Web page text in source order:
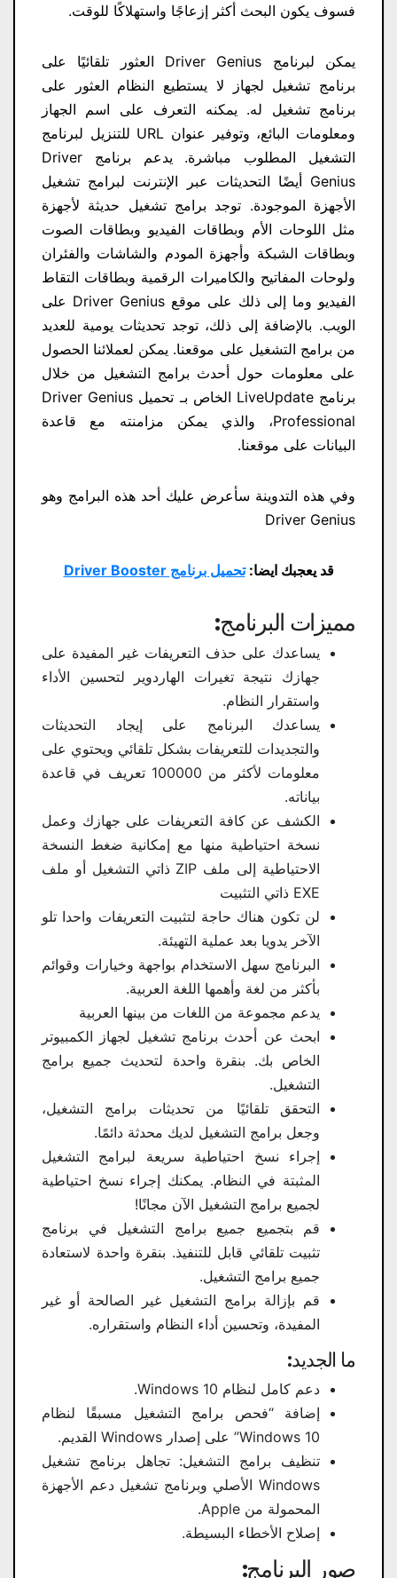
فسوف يكون البحث أكثر إزعاجًا واستهلاكًا للوقت.
يمكن لبرنامج Driver Genius العثور تلقائيًا على
برنامج تشغيل لجهاز لا يستطيع النظام العثور على
برنامج تشغيل له. يمكنه التعرف على اسم الجهاز
ومعلومات البائع، وتوفير عنوان URL للتنزيل لبرنامج
التشغيل المطلوب مباشرة. يدعم برنامج Driver
Genius أيضًا التحديثات عبر الإنترنت لبرامج تشغيل
الأجهزة الموجودة. توجد برامج تشغيل حديثة لأجهزة
مثل اللوحات الأم وبطاقات الفيديو وبطاقات الصوت
وبطاقات الشبكة وأجهزة المودم والشاشات والفئران
ولوحات المفاتيح والكاميرات الرقمية وبطاقات التقاط
الفيديو وما إلى ذلك على موقع Driver Genius على
الويب. بالإضافة إلى ذلك، توجد تحديثات يومية للعديد
من برامج التشغيل على موقعنا. يمكن لعملائنا الحصول
على معلومات حول أحدث برامج التشغيل من خلال
برنامج LiveUpdate الخاص بـ تحميل Driver Genius
Professional، والذي يمكن مزامنته مع قاعدة
البيانات على موقعنا.
وفي هذه التدوينة سأعرض عليك أحد هذه البرامج وهو
Driver Genius
قد يعجبك ايضا:تحميل برنامج Driver Booster
مميزات البرنامج:
يساعدك على حذف التعريفات غير المفيدة على
جهازك نتيجة تغيرات الهاردوير لتحسين الأداء
واستقرار النظام.
يساعدك البرنامج على إيجاد التحديثات
والتجديدات للتعريفات بشكل تلقائي ويحتوي على
معلومات لأكثر من 100000 تعريف في قاعدة
بياناته.
الكشف عن كافة التعريفات على جهازك وعمل
نسخة احتياطية منها مع إمكانية ضغط النسخة
الاحتياطية إلى ملف ZIP ذاتي التشغيل أو ملف
EXE ذاتي التثبيت
لن تكون هناك حاجة لتثبيت التعريفات واحدا تلو
الآخر يدويا بعد عملية التهيئة.
البرنامج سهل الاستخدام بواجهة وخيارات وقوائم
بأكثر من لغة وأهمها اللغة العربية.
يدعم مجموعة من اللغات من بينها العربية
ابحث عن أحدث برنامج تشغيل لجهاز الكمبيوتر
الخاص بك. بنقرة واحدة لتحديث جميع برامج
التشغيل.
التحقق تلقائيًا من تحديثات برامج التشغيل،
وجعل برامج التشغيل لديك محدثة دائمًا.
إجراء نسخ احتياطية سريعة لبرامج التشغيل
المثبتة في النظام. يمكنك إجراء نسخ احتياطية
لجميع برامج التشغيل الآن مجانًا!
قم بتجميع جميع برامج التشغيل في برنامج
تثبيت تلقائي قابل للتنفيذ. بنقرة واحدة لاستعادة
جميع برامج التشغيل.
قم بإزالة برامج التشغيل غير الصالحة أو غير
المفيدة، وتحسين أداء النظام واستقراره.
ما الجديد:
دعم كامل لنظام Windows 10.
إضافة “فحص برامج التشغيل مسبقًا لنظام
Windows 10” على إصدار Windows القديم.
تنظيف برامج التشغيل: تجاهل برنامج تشغيل
Windows الأصلي وبرنامج تشغيل دعم الأجهزة
المحمولة من Apple.
إصلاح الأخطاء البسيطة.
صور البرنامج: